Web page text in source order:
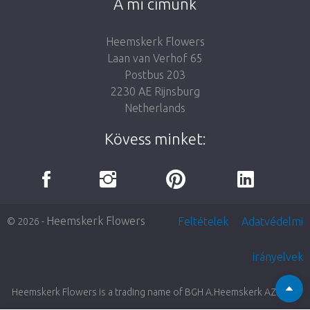
A mi címünk
Heemskerk Flowers
Laan van Verhof 65
Postbus 203
2230 AE Rijnsburg
Netherlands
Kövess minket:
© 2026 - Heemskerk Flowers Feltételek Adatvédelmi
irányelvek
Heemskerk Flowers is a trading name of BGH A.Heemskerk AZN b.v.